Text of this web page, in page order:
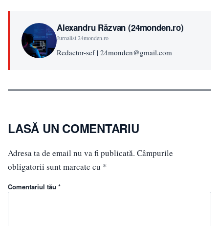
Alexandru Răzvan (24monden.ro)
Jurnalist 24monden.ro
Redactor-sef | 24monden@gmail.com
LASĂ UN COMENTARIU
Adresa ta de email nu va fi publicată. Câmpurile
obligatorii sunt marcate cu *
Comentariul tău *